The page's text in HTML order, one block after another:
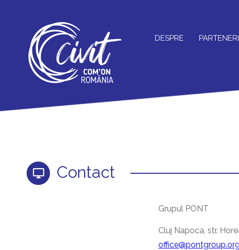
DESPRE PARTENERI
Contact
Grupul PONT
Cluj Napoca, str.
office@pontgroup.org